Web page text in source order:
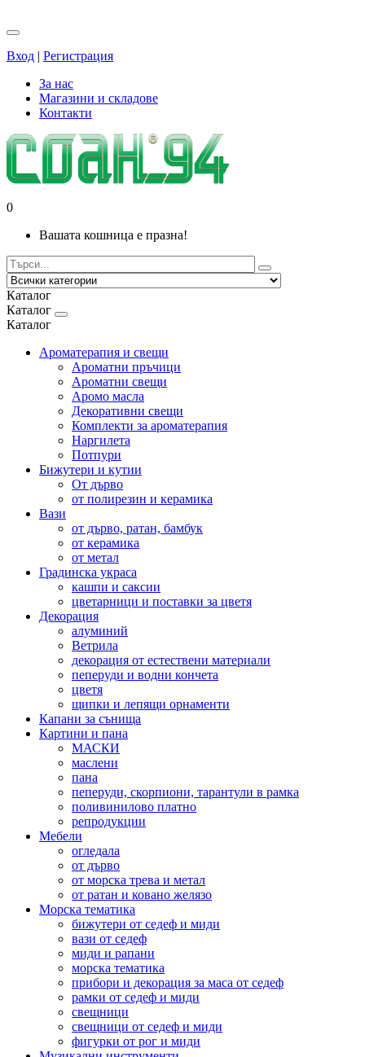
Вход | Регистрация
За нас
Магазини и складове
Контакти
0
Вашата кошница е празна!
Каталог
Каталог
Каталог
Ароматерапия и свещи
Ароматни пръчици
Ароматни свещи
Аромо масла
Декоративни свещи
Комплекти за ароматерапия
Наргилета
Потпури
Бижутери и кутии
От дърво
от полирезин и керамика
Вази
от дърво, ратан, бамбук
от керамика
от метал
Градинска украса
кашпи и саксии
цветарници и поставки за цветя
Декорация
алуминий
Ветрила
декорация от естествени материали
пеперуди и водни кончета
цветя
щипки и лепящи орнаменти
Капани за сънища
Картини и пана
МАСКИ
маслени
пана
пеперуди, скорпиони, тарантули в рамка
поливинилово платно
репродукции
Мебели
огледала
от дърво
от морска трева и метал
от ратан и ковано желязо
Морска тематика
бижутери от седеф и миди
вази от седеф
миди и рапани
морска тематика
прибори и декорация за маса от седеф
рамки от седеф и миди
свещници
свещници от седеф и миди
фигурки от рог и миди